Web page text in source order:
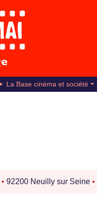
La Base cinéma et société
• 92200 Neuilly sur Seine •